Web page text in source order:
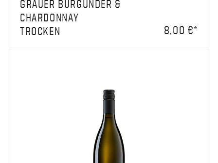
GRAUER BURGUNDER &
CHARDONNAY
TROCKEN
8,00 €*